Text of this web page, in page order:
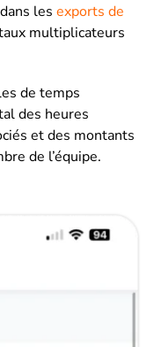
les exports de
multiplicateurs
de temps
des heures
et des montants
de l’équipe.